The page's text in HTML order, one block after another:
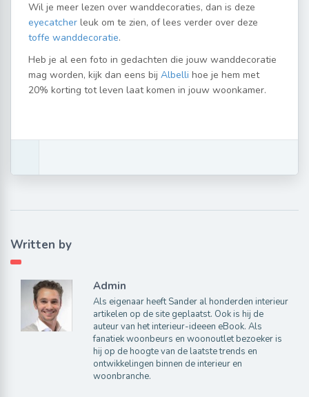
Wil je meer lezen over wanddecoraties, dan is deze
eyecatcher leuk om te zien, of lees verder over deze
toffe wanddecoratie.
Heb je al een foto in gedachten die jouw wanddecoratie
mag worden, kijk dan eens bij Albelli hoe je hem met
20% korting tot leven laat komen in jouw woonkamer.
Written by
Admin
Als eigenaar heeft Sander al honderden interieur
artikelen op de site geplaatst. Ook is hij de
auteur van het interieur-ideeen eBook. Als
fanatiek woonbeurs en woonoutlet bezoeker is
hij op de hoogte van de laatste trends en
ontwikkelingen binnen de interieur en
woonbranche.